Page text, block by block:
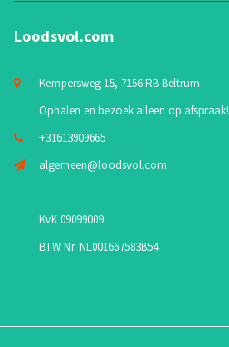
Loodsvol.com
Kempersweg 15, 7156 RB Beltrum
Ophalen en bezoek alleen op afspraak!
+31613909665
algemeen@loodsvol.com
KvK 09099009
BTW Nr. NL001667583B54